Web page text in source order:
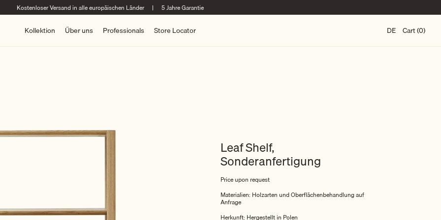
Kostenloser Versand in alle europäischen Länder | 5 Jahre Garantie
Kollektion Über uns Professionals Store Locator DE Cart (0)
Leaf Shelf,
Sonderanfertigung
Price upon request
Materialien: Holzarten und Oberflächenbehandlung auf
Anfrage
Herkunft: Hergestellt in Polen